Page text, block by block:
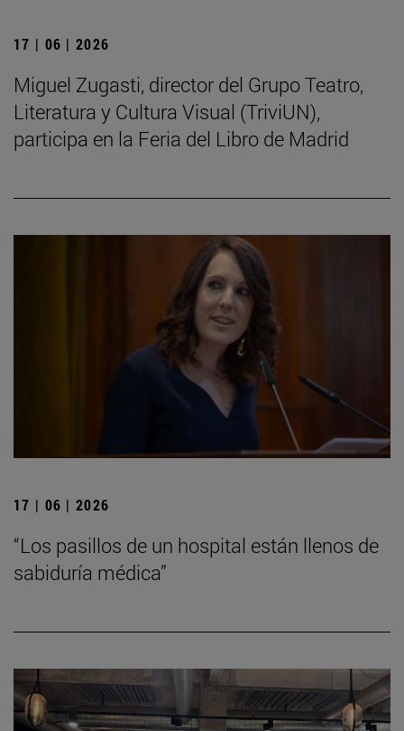
17 | 06 | 2026
Miguel Zugasti, director del Grupo Teatro,
Literatura y Cultura Visual (TriviUN),
participa en la Feria del Libro de Madrid
17 | 06 | 2026
“Los pasillos de un hospital están llenos de
sabiduría médica”